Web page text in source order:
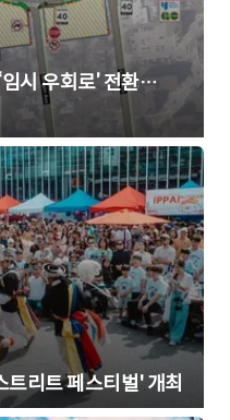
시 우회로’ 전환…
리트 페스티벌' 개최